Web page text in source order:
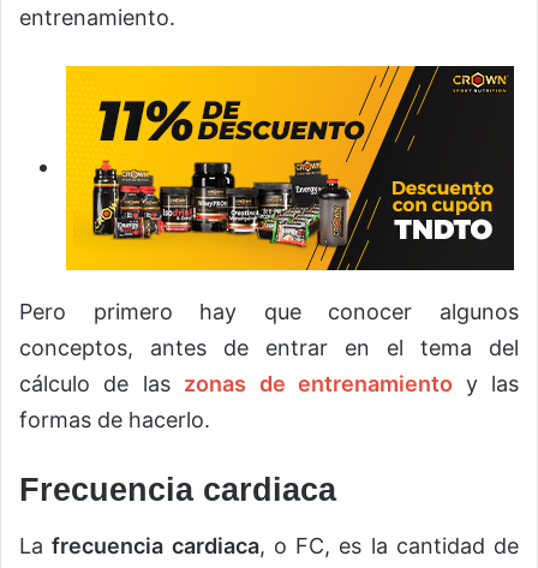
entrenamiento.
Pero primero hay que conocer algunos
conceptos, antes de entrar en el tema del
cálculo de las zonas de entrenamiento y las
formas de hacerlo.
Frecuencia cardiaca
Lafrecuencia cardiaca, o FC, es la cantidad de